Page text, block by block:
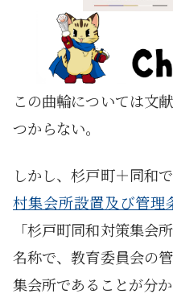
この曲輪については文
つからない。
しかし、杉戸町＋同和で
村集会所設置及び管理
「杉戸町同和対策集会
名称で、教育委員会の
集会所であることが分か